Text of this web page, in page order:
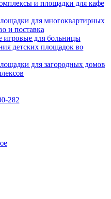
и площадки для кафе
для многоквартирных
и поставка
игровые для больницы
детских площадок во
для загородных домов
282